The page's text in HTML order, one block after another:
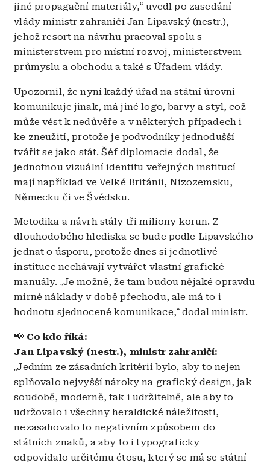
jiné propagační materiály,“ uvedl po zasedání
vlády ministr zahraničí Jan Lipavský (nestr.),
jehož resort na návrhu pracoval spolu s
ministerstvem pro místní rozvoj, ministerstvem
průmyslu a obchodu a také s Úřadem vlády.
Upozornil, že nyní každý úřad na státní úrovni
komunikuje jinak, má jiné logo, barvy a styl, což
může vést k nedůvěře a v některých případech i
ke zneužití, protože je podvodníky jednodušší
tvářit se jako stát. Šéf diplomacie dodal, že
jednotnou vizuální identitu veřejných institucí
mají například ve Velké Británii, Nizozemsku,
Německu či ve Švédsku.
Metodika a návrh stály tři miliony korun. Z
dlouhodobého hlediska se bude podle Lipavského
jednat o úsporu, protože dnes si jednotlivé
instituce nechávají vytvářet vlastní grafické
manuály. „Je možné, že tam budou nějaké opravdu
mírné náklady v době přechodu, ale má to i
hodnotu sjednocené komunikace,“ dodal ministr.
📢 Co kdo říká:
Jan Lipavský (nestr.), ministr zahraničí:
„Jedním ze zásadních kritérií bylo, aby to nejen
splňovalo nejvyšší nároky na grafický design, jak
soudobě, moderně, tak i udržitelně, ale aby to
udržovalo i všechny heraldické náležitosti,
nezasahovalo to negativním způsobem do
státních znaků, a aby to i typograficky
odpovídalo určitému étosu, který se má se státní